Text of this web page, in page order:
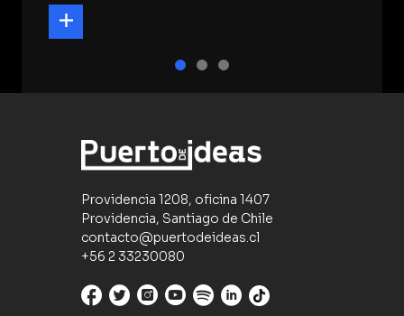
Providencia 1208, oficina 1407
Providencia, Santiago de Chile
contacto@puertodeideas.cl
+56 2 33230080